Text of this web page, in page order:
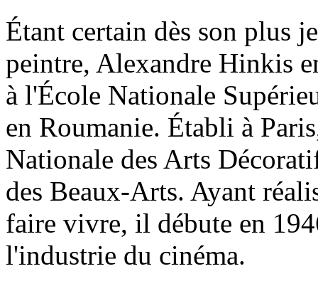
Étant certain dès son plus
peintre, Alexandre Hinkis
à l'École Nationale
en Roumanie. Établi à
Nationale des Arts
des Beaux-Arts. Ayant
faire vivre, il débute en
l'industrie du cinéma.